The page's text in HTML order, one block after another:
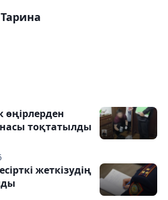
өңірлерден
тоқтатылды
жеткізудің